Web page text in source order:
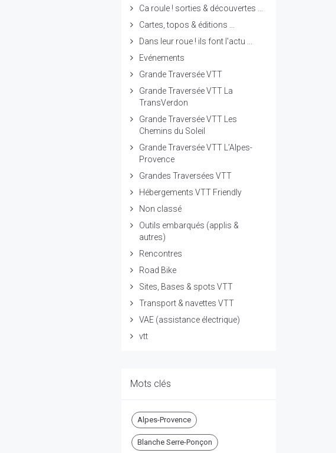
Ca roule ! sorties & découvertes ...
Cartes, topos & éditions ...
Dans leur roue ! ils font l'actu ...
Evénements
Grande Traversée VTT
Grande Traversée VTT La
TransVerdon
Grande Traversée VTT Les
Chemins du Soleil
Grande Traversée VTT L’Alpes-
Provence
Grandes Traversées VTT
Hébergements VTT Friendly
Non classé
Outils embarqués (applis &
autres)
Rencontres
Road Bike
Sites, Bases & spots VTT
Transport & navettes VTT
VAE (assistance électrique)
vtt
Mots clés
Alpes-Provence
Blanche Serre-Ponçon